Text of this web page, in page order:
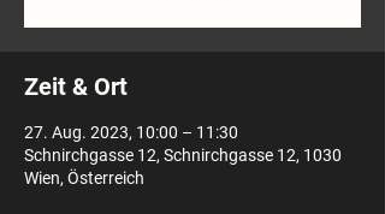
Zeit & Ort
27. Aug. 2023, 10:00 – 11:30
Schnirchgasse 12, Schnirchgasse 12, 1030
Wien, Österreich